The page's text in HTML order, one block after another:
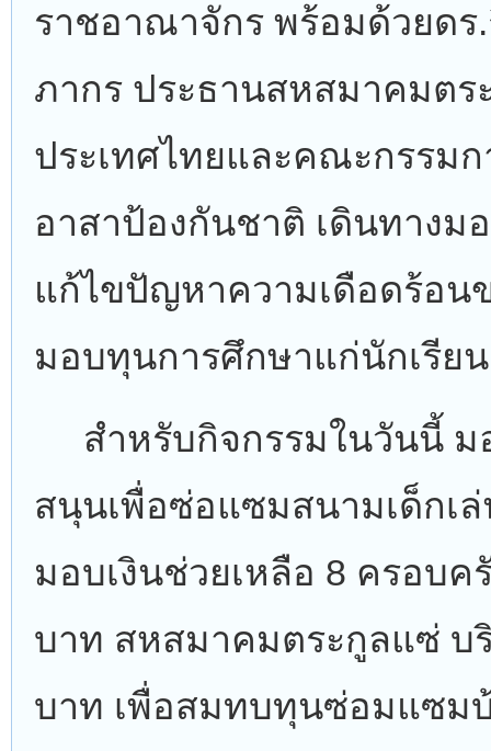
ราชอาณาจักร พร้อมด้วยด
ภากร ประธานสหสมาคมตร
ประเทศไทยและคณะกรรม
อาสาป้องกันชาติ เดินทางม
แก้ไขปัญหาความเดือดร้อน
มอบทุนการศึกษาแก่นักเรียน
สำหรับกิจกรรมในวันนี้ ม
สนุนเพื่อซ่อแซมสนามเด็กเ
มอบเงินช่วยเหลือ 8 ครอบค
บาท สหสมาคมตระกูลแซ่ บ
บาท เพื่อสมทบทุนซ่อมแซม